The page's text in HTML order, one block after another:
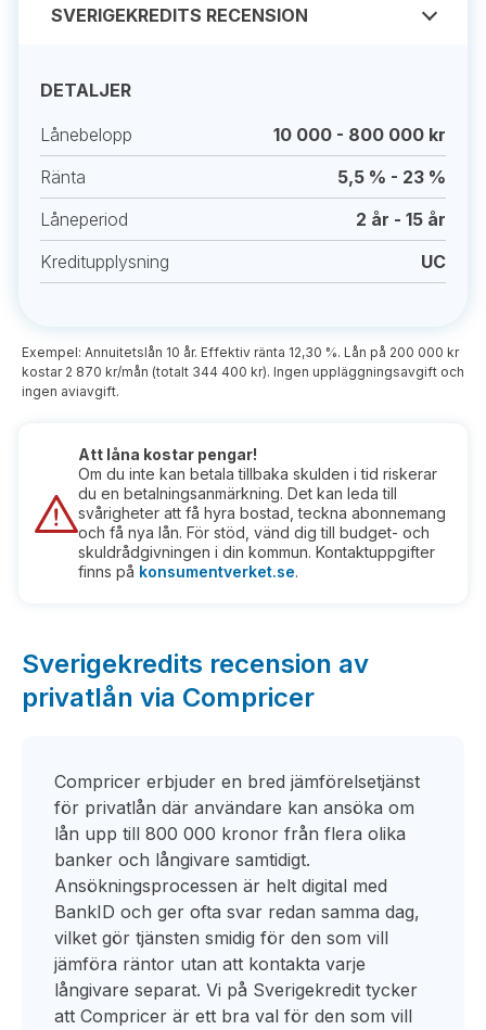
SVERIGEKREDITS RECENSION
DETALJER
Lånebelopp
10 000 - 800 000 kr
Ränta
5,5 % - 23 %
Låneperiod
2 år - 15 år
Kreditupplysning
UC
Exempel: Annuitetslån 10 år. Effektiv ränta 12,30 %. Lån på 200 000 kr
kostar 2 870 kr/mån (totalt 344 400 kr). Ingen uppläggningsavgift och
ingen aviavgift.
Att låna kostar pengar!
Om du inte kan betala tillbaka skulden i tid riskerar
du en betalningsanmärkning. Det kan leda till
svårigheter att få hyra bostad, teckna abonnemang
och få nya lån. För stöd, vänd dig till budget- och
skuldrådgivningen i din kommun. Kontaktuppgifter
finns på konsumentverket.se.
Sverigekredits recension av
privatlån via Compricer
Compricer erbjuder en bred jämförelsetjänst
för privatlån där användare kan ansöka om
lån upp till 800 000 kronor från flera olika
banker och långivare samtidigt.
Ansökningsprocessen är helt digital med
BankID och ger ofta svar redan samma dag,
vilket gör tjänsten smidig för den som vill
jämföra räntor utan att kontakta varje
långivare separat. Vi på Sverigekredit tycker
att Compricer är ett bra val för den som vill